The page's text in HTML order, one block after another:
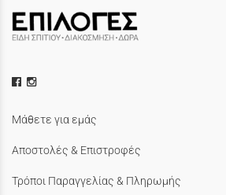
Μάθετε για εμάς
Αποστολές & Επιστροφές
Τρόποι Παραγγελίας & Πληρωμής